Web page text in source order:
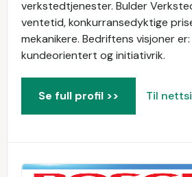
verkstedtjenester. Bulder
ventetid, konkurransedyktige
mekanikere. Bedriftens visjoner
kundeorientert og initiativrik.
Se full profil >> Til